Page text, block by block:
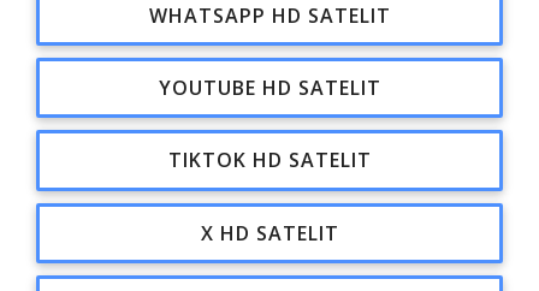
WHATSAPP HD SATELIT
YOUTUBE HD SATELIT
TIKTOK HD SATELIT
X HD SATELIT